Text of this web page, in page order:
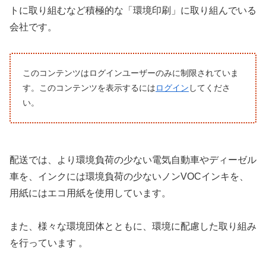
トに取り組むなど積極的な「環境印刷」に取り組んでいる
会社です。
このコンテンツはログインユーザーのみに制限されていま
す。このコンテンツを表示するにはログイン してくださ
い。
配送では、より環境負荷の少ない電気自動車やディーゼル
車を、インクには環境負荷の少ないノンVOCインキを、
用紙にはエコ用紙を使用しています。
また、様々な環境団体とともに、環境に配慮した取り組み
を行っています 。